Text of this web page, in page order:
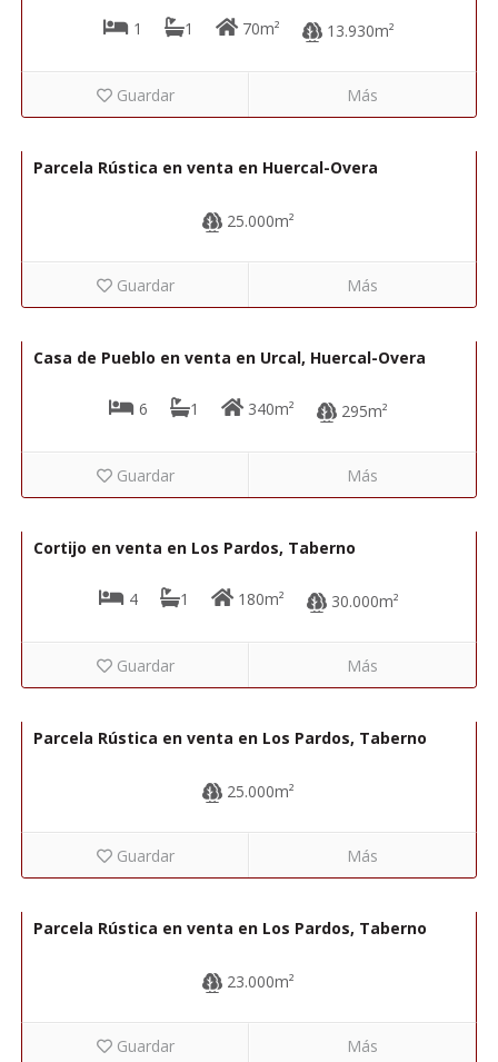
1 1 70m² 13.930m²
Guardar Más
Parcela Rústica en venta en Huercal-Overa
25.000m²
Guardar Más
Casa de Pueblo en venta en Urcal, Huercal-Overa
6 1 340m² 295m²
Guardar Más
Cortijo en venta en Los Pardos, Taberno
4 1 180m² 30.000m²
Guardar Más
Parcela Rústica en venta en Los Pardos, Taberno
25.000m²
Guardar Más
Parcela Rústica en venta en Los Pardos, Taberno
23.000m²
Guardar Más